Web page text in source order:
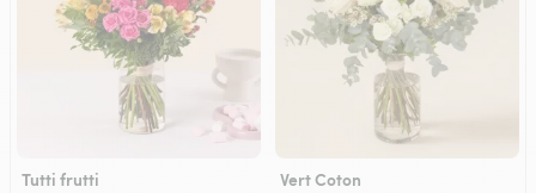
Tutti frutti Vert Coton